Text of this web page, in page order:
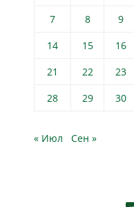
7
8 9
14
15 16
21
22 23
28
29 30
« Июл Сен »